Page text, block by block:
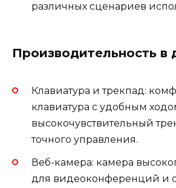
различных сценариев
Производительность в
Клавиатура и трекпад:
клавиатура с удобным
высокочувствительный
точного управления.
Веб-камера: камера
для видеоконференций и